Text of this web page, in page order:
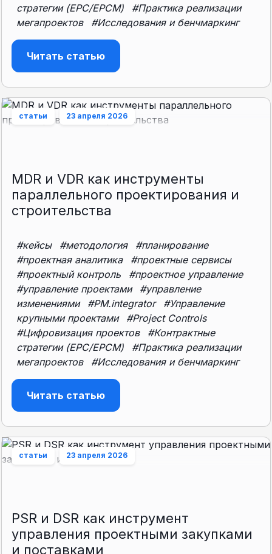
стратегии (EPC/EPCM)
#Практика реализации
мегапроектов
#Исследования и бенчмаркинг
Читать статью
статьи 23 апреля 2026
MDR и VDR как инструменты
параллельного проектирования и
строительства
#кейсы #методология
#планирование
#проектная аналитика
#проектные сервисы
#проектный контроль
#проектное управление
#управление проектами
#управление
изменениями
#PM.integrator
#Управление
крупными проектами
#Project Controls
#Цифровизация проектов
#Контрактные
стратегии (EPC/EPCM)
#Практика реализации
мегапроектов
#Исследования и бенчмаркинг
Читать статью
статьи 23 апреля 2026
PSR и DSR как инструмент
управления проектными закупками
и поставками